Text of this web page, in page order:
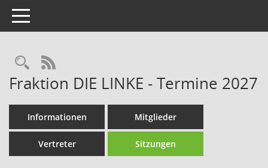
Toggle navigation
Rechercheauswahl
RSS-Feed
Fraktion DIE LINKE - Termine 2027
Informationen Mitglieder
Vertreter Sitzungen